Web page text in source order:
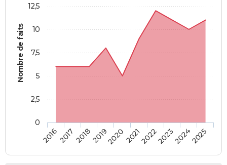
Nombre de faits
2016201720182019202020212022202320242025
0
2,5
5
7,5
10
12,5